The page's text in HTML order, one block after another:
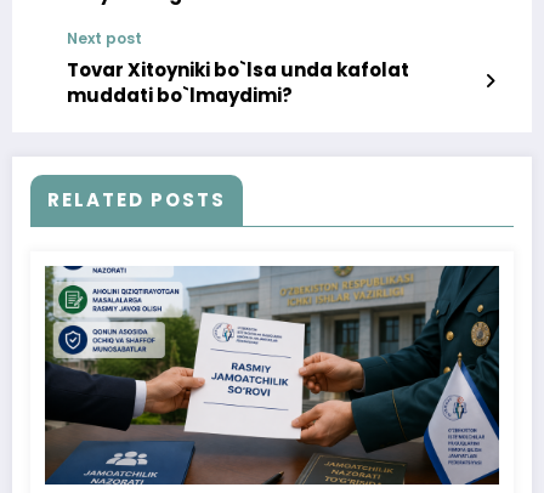
Next post
Tovar Xitoyniki bo`lsa unda kafolat
muddati bo`lmaydimi?
RELATED POSTS